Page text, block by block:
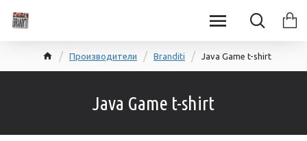
Производители Branditi Java Game t-shirt
Java Game t-shirt